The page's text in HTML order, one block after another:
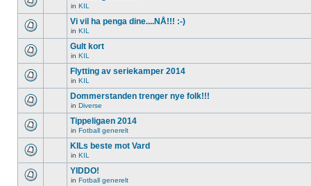
in KIL
Vi vil ha penga dine....NÅ!!! :-)
in KIL
Gult kort
in KIL
Flytting av seriekamper 2014
in KIL
Dommerstanden trenger nye folk!!!
in Diverse
Tippeligaen 2014
in Fotball generelt
KILs beste mot Vard
in KIL
YIDDO!
in Fotball generelt